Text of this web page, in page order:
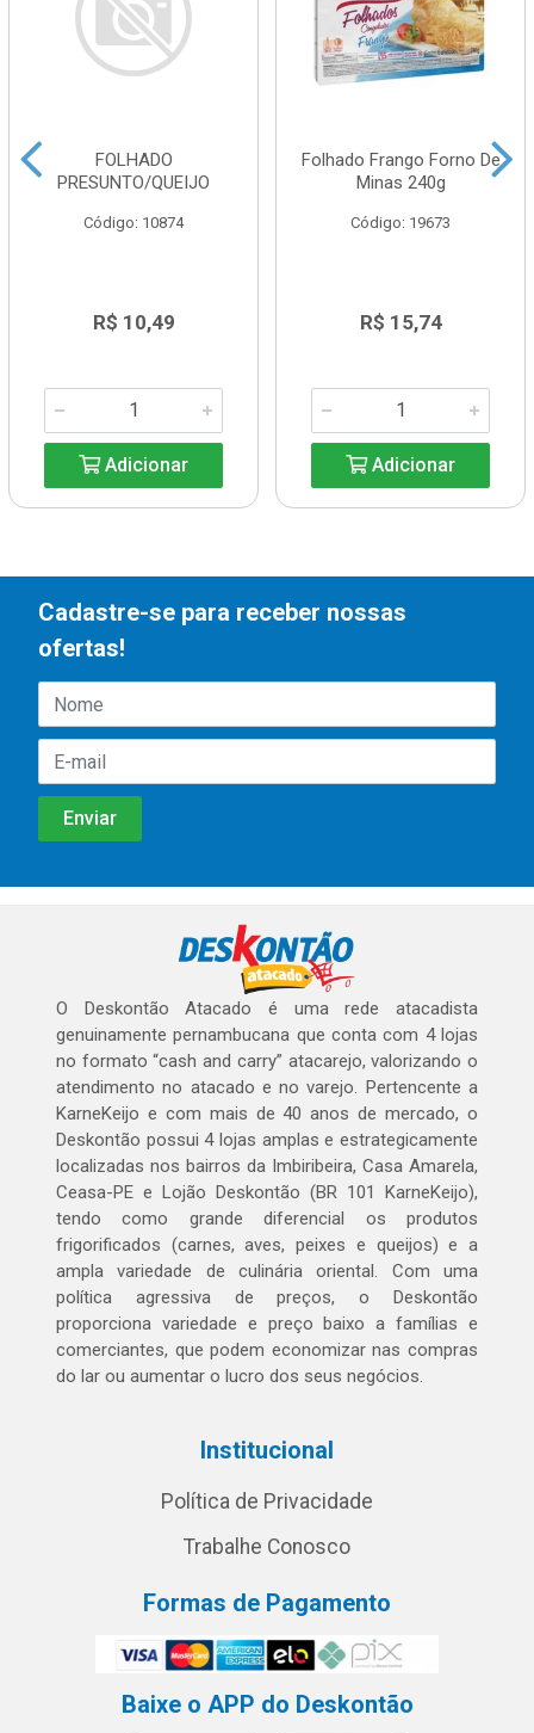
FOLHADO
PRESUNTO/QUEIJO
Código: 10874
R$ 10,49
Adicionar
Folhado Frango Forno De
Minas 240g
Código: 19673
R$ 15,74
Adicionar
Cadastre-se para receber nossas
ofertas!
O Deskontão Atacado é uma rede atacadista
genuinamente pernambucana que conta com 4 lojas
no formato “cash and carry” atacarejo, valorizando o
atendimento no atacado e no varejo. Pertencente a
KarneKeijo e com mais de 40 anos de mercado, o
Deskontão possui 4 lojas amplas e estrategicamente
localizadas nos bairros da Imbiribeira, Casa Amarela,
Ceasa-PE e Lojão Deskontão (BR 101 KarneKeijo),
tendo como grande diferencial os produtos
frigorificados (carnes, aves, peixes e queijos) e a
ampla variedade de culinária oriental. Com uma
política agressiva de preços, o Deskontão
proporciona variedade e preço baixo a famílias e
comerciantes, que podem economizar nas compras
do lar ou aumentar o lucro dos seus negócios.
Institucional
Política de Privacidade
Trabalhe Conosco
Formas de Pagamento
Baixe o APP do Deskontão